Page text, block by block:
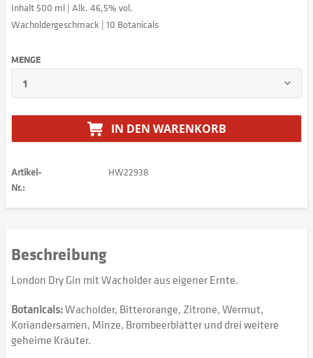
Inhalt 500 ml | Alk. 46,5% vol.
Wacholdergeschmack | 10 Botanicals
MENGE
IN DEN WARENKORB
Artikel-
Nr.:
HW22938
Beschreibung
London Dry Gin mit Wacholder aus eigener Ernte.
Botanicals:Wacholder, Bitterorange, Zitrone, Wermut,
Koriandersamen, Minze, Brombeerblätter und drei weitere
geheime Kräuter.